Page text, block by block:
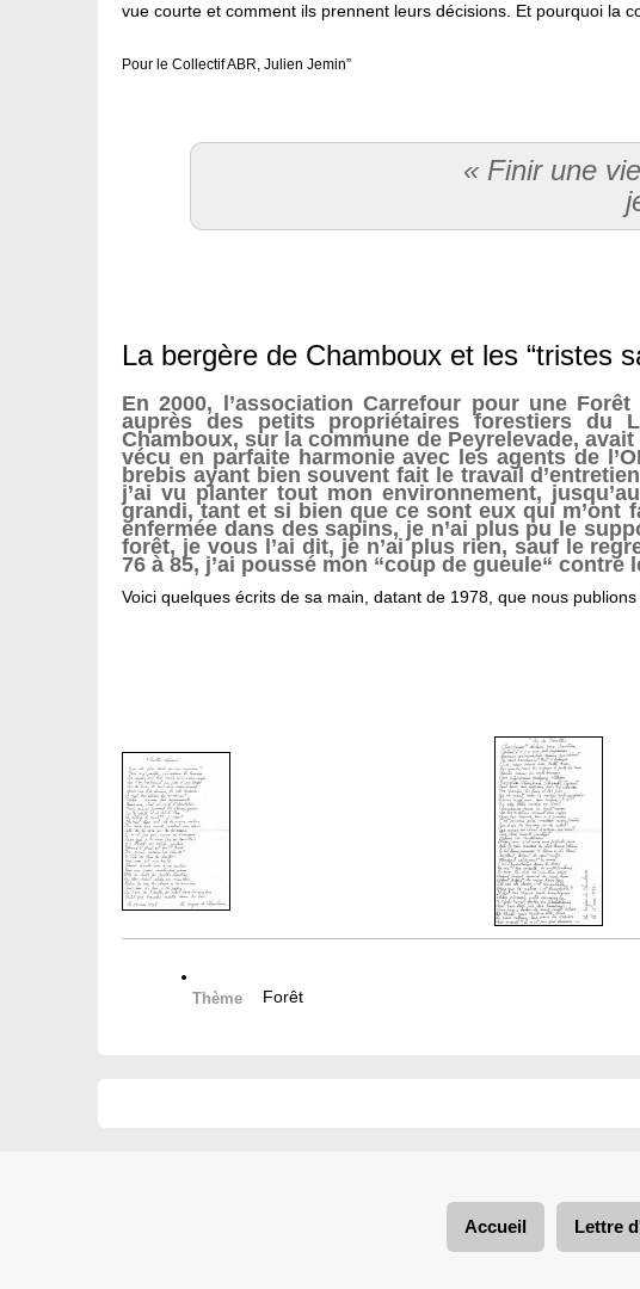
vue courte et comment ils prennent leurs décisions. Et pourquoi la
Pour le Collectif ABR, Julien Jemin”
« Finir une
La bergère de Chamboux et les “tristes
En 2000, l’association Carrefour pour une
auprès des petits propriétaires forestiers du
Chamboux, sur la commune de Peyrelevade,
vécu en parfaite harmonie avec les agents de
brebis ayant bien souvent fait le travail
j’ai vu planter tout mon environnement,
grandi, tant et si bien que ce sont eux qui
enfermée dans des sapins, je n’ai plus pu le
forêt, je vous l’ai dit, je n’ai plus rien, sauf le
76 à 85, j’ai poussé mon “coup de gueule“ contre
Voici quelques écrits de sa main, datant de 1978, que nous
Thème Forêt
Accueil Lettre